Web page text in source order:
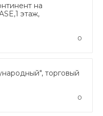
на
этаж,
0
торговый
0